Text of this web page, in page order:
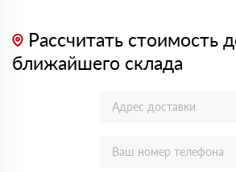
Рассчитать стоимость
ближайшего склада